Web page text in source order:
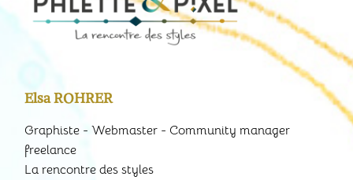
Elsa ROHRER
Graphiste - Webmaster - Community manager
freelance
La rencontre des styles